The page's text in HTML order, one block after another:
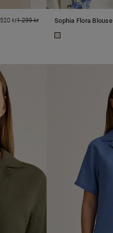
520 kr1 299 kr Sophia Flora Blouse